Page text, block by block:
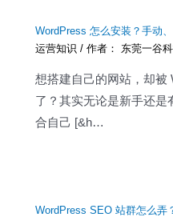
WordPress 怎么安装？手动
运营知识 / 作者： 东莞一谷
想搭建自己的网站，却被
了？其实无论是新手还是
合自己 [&h…
WordPress SEO 站群怎么弄